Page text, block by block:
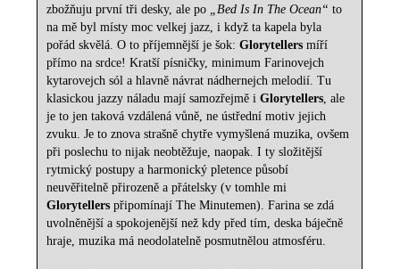
zbožňuju první tři desky, ale po „Bed Is In The Ocean“ to
na mě byl místy moc velkej jazz, i když ta kapela byla
pořád skvělá. O to příjemnější je šok:Glorytellers míří
přímo na srdce! Kratší písničky, minimum Farinovejch
kytarovejch sól a hlavně návrat nádhernejch melodií. Tu
klasickou jazzy náladu mají samozřejmě iGlorytellers, ale
je to jen taková vzdálená vůně, ne ústřední motiv jejich
zvuku. Je to znova strašně chytře vymyšlená muzika, ovšem
při poslechu to nijak neobtěžuje, naopak. I ty složitější
rytmický postupy a harmonický pletence působí
neuvěřitelně přirozeně a přátelsky (v tomhle mi
Glorytellers připomínají The Minutemen). Farina se zdá
uvolněnější a spokojenější než kdy před tím, deska báječně
hraje, muzika má neodolatelně posmutnělou atmosféru.